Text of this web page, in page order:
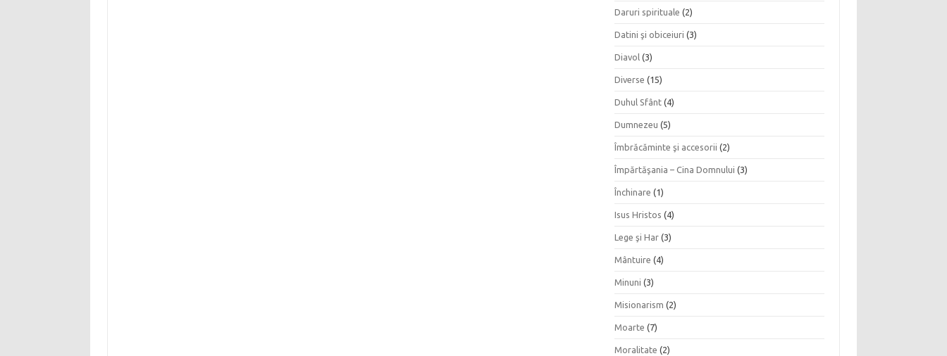
Daruri spirituale (2)
Datini şi obiceiuri (3)
Diavol (3)
Diverse (15)
Duhul Sfânt (4)
Dumnezeu (5)
Îmbrăcăminte şi accesorii (2)
Împărtăşania – Cina Domnului (3)
Închinare (1)
Isus Hristos (4)
Lege şi Har (3)
Mântuire (4)
Minuni (3)
Misionarism (2)
Moarte (7)
Moralitate (2)